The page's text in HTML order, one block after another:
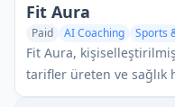
Fit Aura
Paid AI Coaching Sports
Fit Aura,
tarifler üreten ve sağlık
ilerlemesini takip